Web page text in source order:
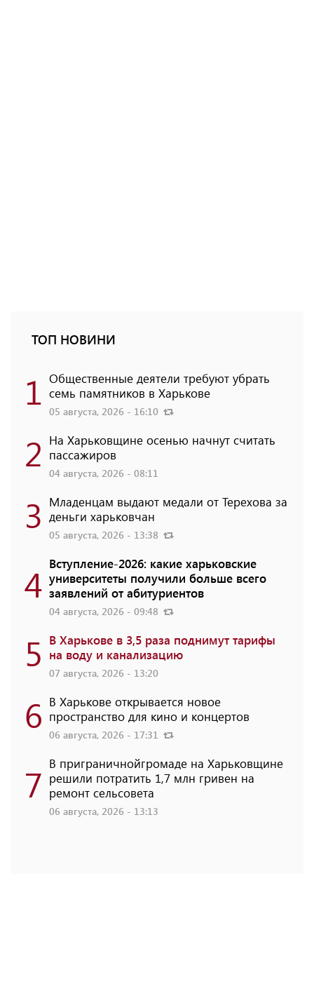
ТОП НОВИНИ
1 Общественные деятели требуют убрать
семь памятников в Харькове
05 августа, 2026 - 16:10
2 На Харьковщине осенью начнут считать
пассажиров
04 августа, 2026 - 08:11
3 Младенцам выдают медали от Терехова за
деньги харьковчан
05 августа, 2026 - 13:38
4 Вступление-2026: какие харьковские
университеты получили больше всего
заявлений от абитуриентов
04 августа, 2026 - 09:48
5 В Харькове в 3,5 раза поднимут тарифы
на воду и канализацию
07 августа, 2026 - 13:20
6 В Харькове открывается новое
пространство для кино и концертов
06 августа, 2026 - 17:31
7 В приграничнойгромаде на Харьковщине
решили потратить 1,7 млн ​​гривен на
ремонт сельсовета
06 августа, 2026 - 13:13